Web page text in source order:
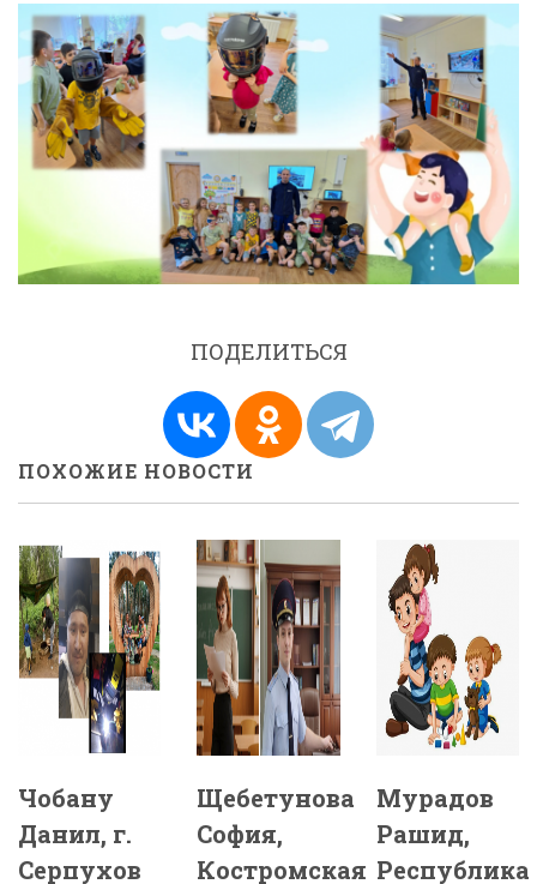
ПОДЕЛИТЬСЯ
ПОХОЖИЕ НОВОСТИ
Чобану
Данил, г.
Серпухов
Щебетунова
София,
Костромская
Мурадов
Рашид,
Республика